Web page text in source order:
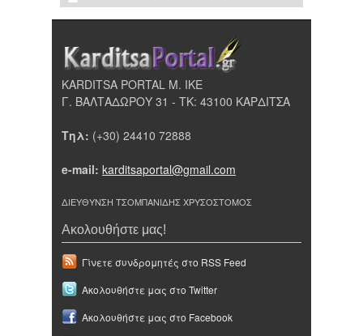
KARDITSA PORTAL Μ. ΙΚΕ
Γ. ΒΑΛΤΑΔΩΡΟΥ 31 - ΤΚ: 43100 ΚΑΡΔΙΤΣΑ
Τηλ: (+30) 24410 72888
e-mail: karditsaportal@gmail.com
ΔΙΕΥΘΥΝΣΗ ΤΣΟΜΠΑΝΙΔΗΣ ΧΡΥΣΟΣΤΟΜΟΣ
Ακολουθήστε μας!
Γίνετε συνδρομητές στο RSS Feed
Ακολουθήστε μας στο Twitter
Ακολουθήστε μας στο Facebook